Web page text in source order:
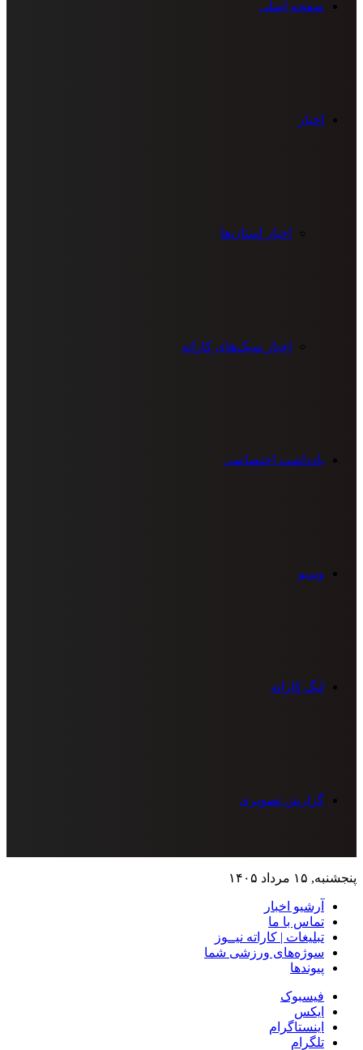
صفحه اصلی
اخبار
اخبار استان‌ها
اخبار سبک‌های کاراته
یادداشت اختصاصی
ویدیو
لیگ کاراته
گزارش تصویری
پنجشنبه, ۱۵ مرداد ۱۴۰۵
آرشیو اخبار
تماس‌ با‌ ما
تبلیغات | کاراته نیــوز
سوژه‌های ورزشی شما
پیوندها
فیسبوک
ایکس
اینستاگرام
تلگرام